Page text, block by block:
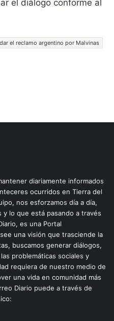
diariamente informados
ocurridos en Tierra del
nos esforzamos día a día,
y lo que está pasando a través
es una Portal
una visión que trasciende la
buscamos generar diálogos,
problemáticas sociales y
requiera de nuestro medio de
una vida en comunidad más
Diario puede a través de